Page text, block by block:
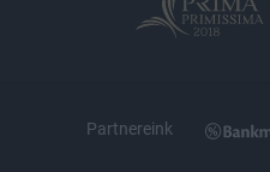
Partnereink